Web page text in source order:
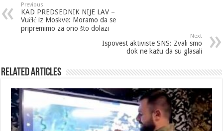
Previous
KAD PREDSEDNIK NIJE LAV –
Vučić iz Moskve: Moramo da se
pripremimo za ono što dolazi
Next
Ispovest aktiviste SNS: Zvali smo
dok ne kažu da su glasali
Related Articles